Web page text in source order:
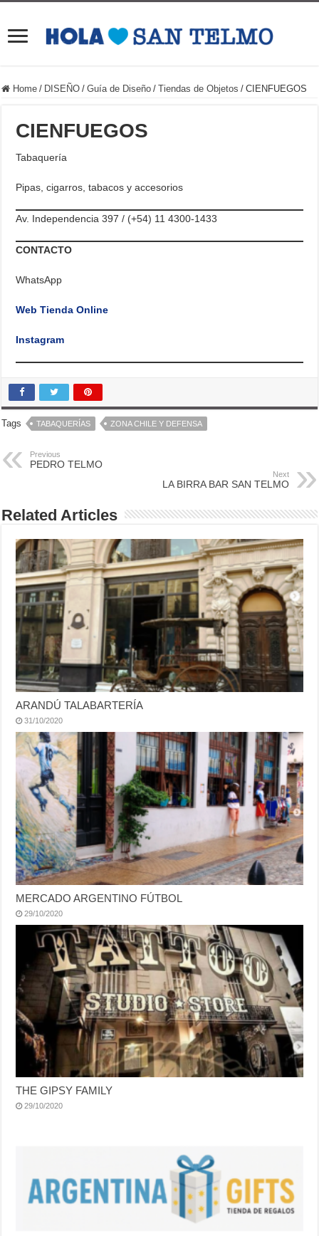
Home / DISEÑO / Guía de Diseño / Tiendas de Objetos / CIENFUEGOS
CIENFUEGOS
Tabaquería
Pipas, cigarros, tabacos y accesorios
Av. Independencia 397 / (+54) 11 4300-1433
CONTACTO
WhatsApp
Web Tienda Online
Instagram
Tags TABAQUERÍAS ZONA CHILE Y DEFENSA
Previous
PEDRO TELMO
Next
LA BIRRA BAR SAN TELMO
Related Articles
ARANDÚ TALABARTERÍA
31/10/2020
MERCADO ARGENTINO FÚTBOL
29/10/2020
THE GIPSY FAMILY
29/10/2020